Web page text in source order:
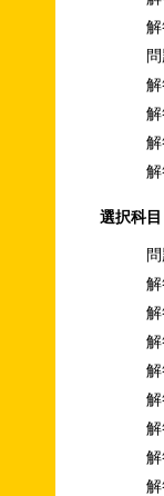
解
解
解
解
解
選択科
解
解
解
解
解
解
解
解